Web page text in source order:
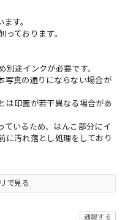
す。
ております。
別途インクが必要です。
写真の通りにならない場合が
は印面が若干異なる場合があ
ているため、はんこ部分にイ
に汚れ落とし処理をしており
で見る
通報する